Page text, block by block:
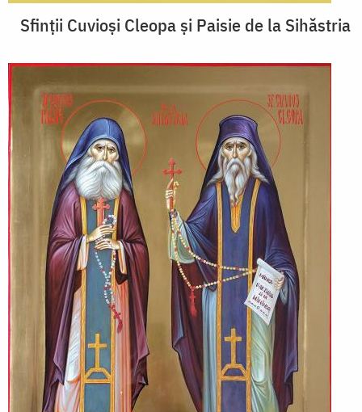
Sfinții Cuvioși Cleopa și Paisie de la Sihăstria